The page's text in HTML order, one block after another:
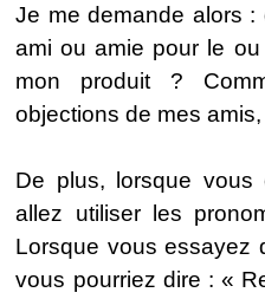
Je me demande alors
ami ou amie pour le ou
mon produit ?
objections de mes
De plus, lorsque
allez utiliser les
Lorsque vous essayez
vous pourriez dire : «